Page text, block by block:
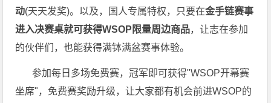
动(天天发奖)。以及，国人专属特权，只要在金手链赛事
进入决赛桌就可获得WSOP限量周边商品，让志在参加
的伙伴们，也能获得满钵满盆赛事体验。
参加每日多场免费赛，冠军即可获得"WSOP开幕赛
坐席"，免费赛奖励升级，让大家都有机会前进WSOP的